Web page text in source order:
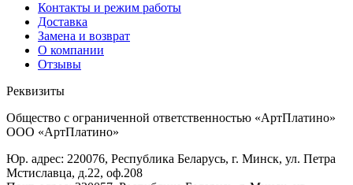
Контакты и режим работы
Доставка
Замена и возврат
О компании
Отзывы
Реквизиты
Общество с ограниченной ответственностью «АртПлатино»
ООО «АртПлатино»
Юр. адрес: 220076, Республика Беларусь, г. Минск, ул. Петра
Мстиславца, д.22, оф.208